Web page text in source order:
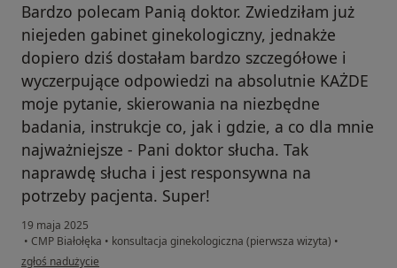
Bardzo polecam Panią doktor. Zwiedziłam już
niejeden gabinet ginekologiczny, jednakże
dopiero dziś dostałam bardzo szczegółowe i
wyczerpujące odpowiedzi na absolutnie KAŻDE
moje pytanie, skierowania na niezbędne
badania, instrukcje co, jak i gdzie, a co dla mnie
najważniejsze - Pani doktor słucha. Tak
naprawdę słucha i jest responsywna na
potrzeby pacjenta. Super!
19 maja 2025
• CMP Białołęka • konsultacja ginekologiczna (pierwsza wizyta) •
w opinii użytkownika Marzena
zgłoś nadużycie